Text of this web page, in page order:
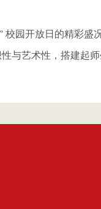
园开放日的精彩盛
与艺术性，搭建起师